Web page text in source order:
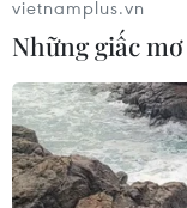
#trái phiếu doanh
#Nghị định số 08/
#Nghị định số 65/
vietnamplus.vn
Những giấc